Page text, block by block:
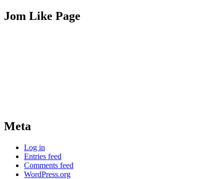
Jom Like Page
Meta
Log in
Entries feed
Comments feed
WordPress.org